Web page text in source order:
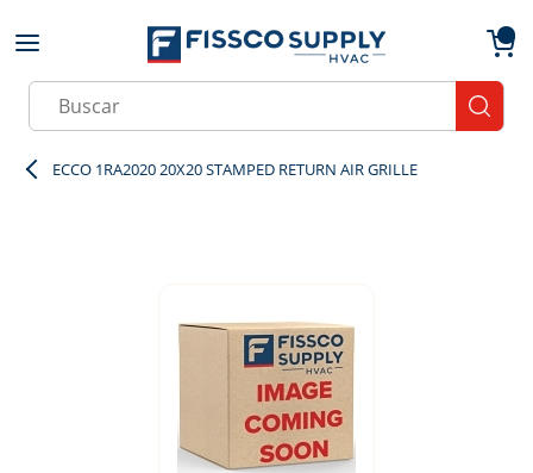
Skip to main content
Site Search
ECCO 1RA2020 20X20 STAMPED RETURN AIR GRILLE